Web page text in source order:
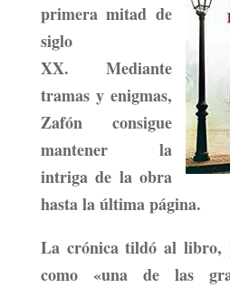
primera mitad de
siglo
XX. Mediante
tramas y enigmas,
Zafón consigue
mantener la
intriga de la obra
hasta la última página.
La crónica tildó al libro,
como «una de las